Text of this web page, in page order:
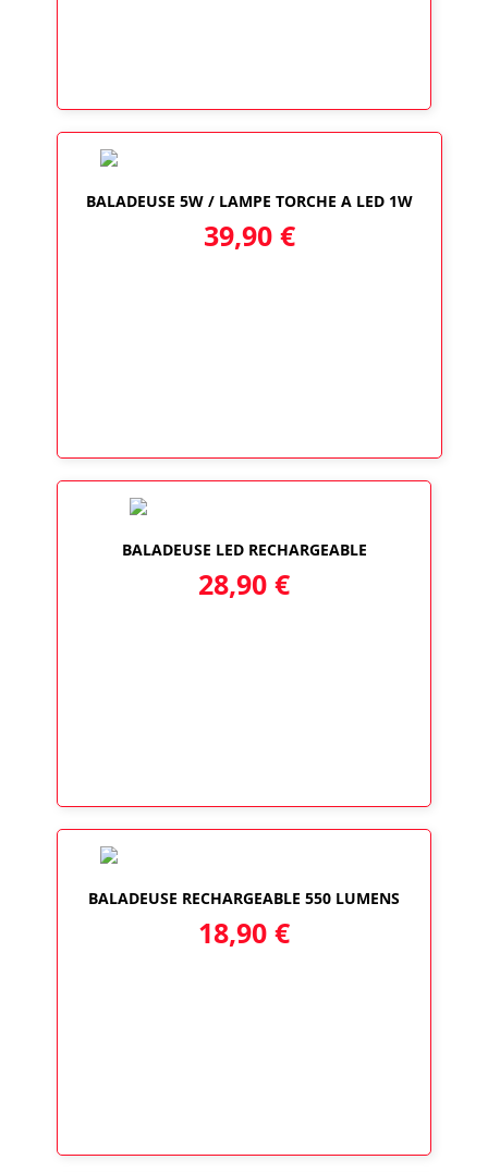
BALADEUSE 5W / LAMPE TORCHE A LED 1W
39,90 €
BALADEUSE LED RECHARGEABLE
28,90 €
BALADEUSE RECHARGEABLE 550 LUMENS
18,90 €